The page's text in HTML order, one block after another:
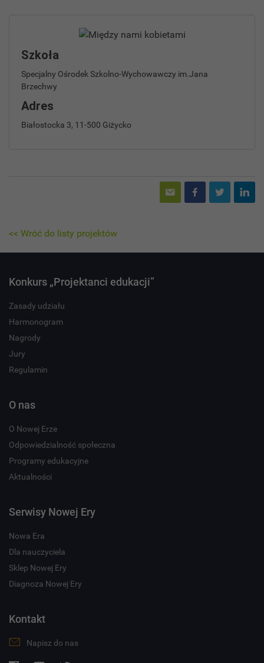
Szkoła
Specjalny Ośrodek Szkolno-Wychowawczy im.Jana
Brzechwy
Adres
Białostocka 3, 11-500 Giżycko
<< Wróć do listy projektów
Konkurs „Projektanci edukacji”
Zasady udziału
Harmonogram
Nagrody
Jury
Regulamin
O nas
O Nowej Erze
Odpowiedzialność społeczna
Programy edukacyjne
Aktualności
Serwisy Nowej Ery
Nowa Era
Dla nauczyciela
Sklep Nowej Ery
Diagnoza Nowej Ery
Kontakt
Napisz do nas